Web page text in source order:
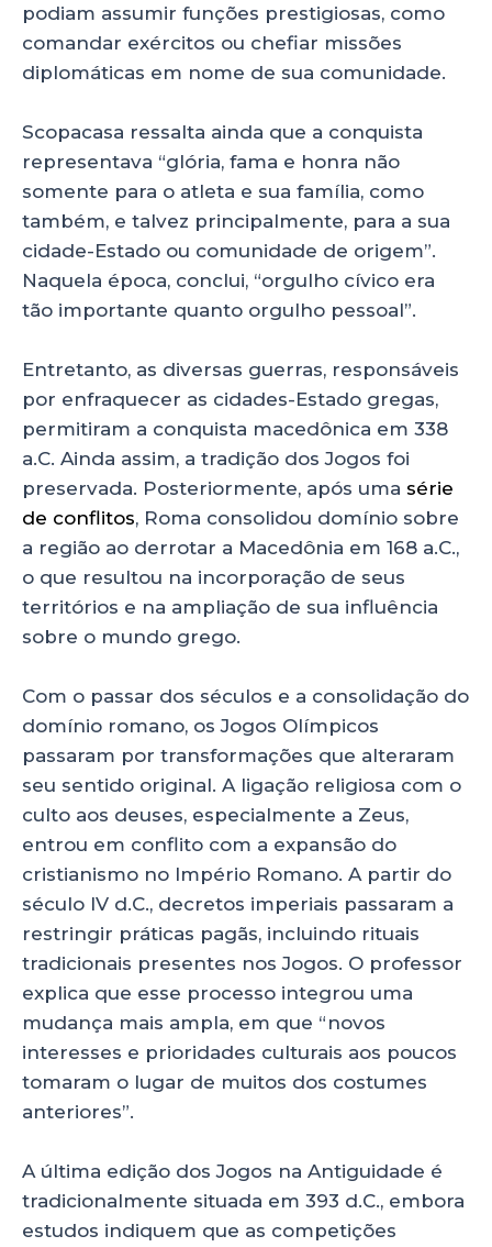
podiam assumir funções prestigiosas, como
comandar exércitos ou chefiar missões
diplomáticas em nome de sua comunidade.
Scopacasa ressalta ainda que a conquista
representava “glória, fama e honra não
somente para o atleta e sua família, como
também, e talvez principalmente, para a sua
cidade-Estado ou comunidade de origem”.
Naquela época, conclui, “orgulho cívico era
tão importante quanto orgulho pessoal”.
Entretanto, as diversas guerras, responsáveis
por enfraquecer as cidades-Estado gregas,
permitiram a conquista macedônica em 338
a.C. Ainda assim, a tradição dos Jogos foi
preservada. Posteriormente, após uma série
de conflitos, Roma consolidou domínio sobre
a região ao derrotar a Macedônia em 168 a.C.,
o que resultou na incorporação de seus
territórios e na ampliação de sua influência
sobre o mundo grego.
Com o passar dos séculos e a consolidação do
domínio romano, os Jogos Olímpicos
passaram por transformações que alteraram
seu sentido original. A ligação religiosa com o
culto aos deuses, especialmente a Zeus,
entrou em conflito com a expansão do
cristianismo no Império Romano. A partir do
século IV d.C., decretos imperiais passaram a
restringir práticas pagãs, incluindo rituais
tradicionais presentes nos Jogos. O professor
explica que esse processo integrou uma
mudança mais ampla, em que “novos
interesses e prioridades culturais aos poucos
tomaram o lugar de muitos dos costumes
anteriores”.
A última edição dos Jogos na Antiguidade é
tradicionalmente situada em 393 d.C., embora
estudos indiquem que as competições